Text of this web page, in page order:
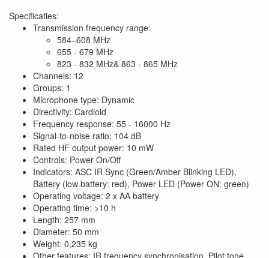
Specificaties:
Transmission frequency range:
584–608 MHz
655 - 679 MHz
823 - 832 MHz& 863 - 865 MHz
Channels: 12
Groups: 1
Microphone type: Dynamic
Directivity: Cardioid
Frequency response: 55 - 16000 Hz
Signal-to-noise ratio: 104 dB
Rated HF output power: 10 mW
Controls: Power On/Off
Indicators: ASC IR Sync (Green/Amber Blinking LED),
Battery (low battery: red), Power LED (Power ON: green)
Operating voltage: 2 x AA battery
Operating time: >10 h
Length: 257 mm
Diameter: 50 mm
Weight: 0,235 kg
Other features: IR frequency synchronisation, Pilot tone